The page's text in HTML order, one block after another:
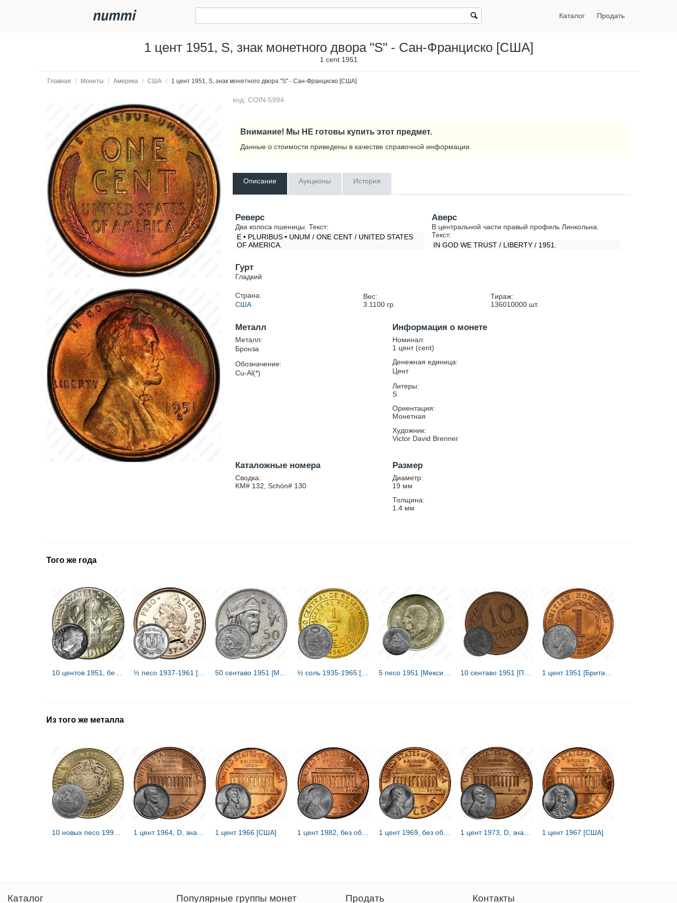
Каталог Продать
1 цент 1951, S, знак монетного двора "S" - Сан-Франциско [США]
1 cent 1951
Главная / Монеты / Америка / США / 1 цент 1951, S, знак монетного двора "S" - Сан-Франциско [США]
код: COIN-5994
Внимание! Мы НЕ готовы купить этот предмет.
Данные о стоимости приведены в качестве справочной информации.
Описание Аукционы История
Реверс
Два колоса пшеницы. Текст:
E • PLURIBUS • UNUM / ONE CENT / UNITED STATES
OF AMERICA.
Аверс
В центральной части правый профиль Линкольна.
Текст:
IN GOD WE TRUST / LIBERTY / 1951.
Гурт
Гладкий
Страна:
США
Вес:
3.1100гр.
Тираж:
136010000 шт.
Металл
Металл:
Бронза
Обозначение:
Cu-Al(*)
Информация о монете
Номинал:
1 цент (cent)
Денежная единица:
Цент
Литеры:
S
Ориентация:
Монетная
Художник:
Victor David Brenner
Каталожные номера
Сводка:
KM# 132, Schön# 130
Размер
Диаметр:
19 мм
Толщина:
1.4 мм
Того же года
½ соль 1935-1965 [Перу]
Из того же металла
1 цент 1966 [США] 1 цент 1982, без обозначения монетного двора [США] 1 цент 1969, без обозначения монетного двора [США] 1 цент 1967 [США]
Каталог Популярные группы монет Продать Контакты